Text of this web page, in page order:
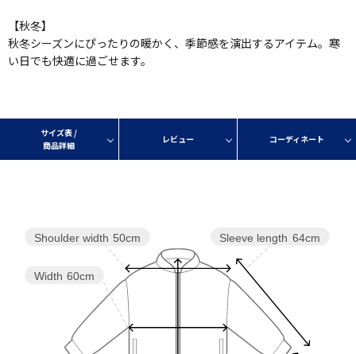
【秋冬】
秋冬シーズンにぴったりの暖かく、季節感を演出するアイテム。寒
い日でも快適に過ごせます。
サイズ表 /
商品詳細
レビュー コーディネート
Sleeve length 64cm
Width 60cm
Shoulder width 50cm